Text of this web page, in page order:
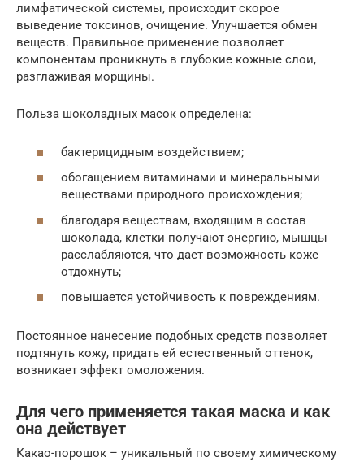
лимфатической системы, происходит скорое
выведение токсинов, очищение. Улучшается обмен
веществ. Правильное применение позволяет
компонентам проникнуть в глубокие кожные слои,
разглаживая морщины.
Польза шоколадных масок определена:
бактерицидным воздействием;
обогащением витаминами и минеральными
веществами природного происхождения;
благодаря веществам, входящим в состав
шоколада, клетки получают энергию, мышцы
расслабляются, что дает возможность коже
отдохнуть;
повышается устойчивость к повреждениям.
Постоянное нанесение подобных средств позволяет
подтянуть кожу, придать ей естественный оттенок,
возникает эффект омоложения.
Для чего применяется такая маска и как
она действует
Какао-порошок – уникальный по своему химическому